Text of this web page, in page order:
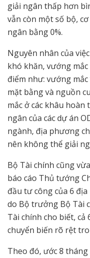
giải ngân thấp hơn
vẫn còn một số bộ,
ngân bằng 0%.
Nguyên nhân của
khó khăn, vướng
điểm như: vướng
mặt bằng và nguồn
mắc ở các khâu
ngân của các dự án
ngành, địa phương
nên không thể giải
Bộ Tài chính cũng
báo cáo Thủ tướng
đầu tư công của 6
do Bộ trưởng Bộ Tài
Tài chính cho biết,
chuyển biến rõ rệt
Theo đó, ước 8 tháng